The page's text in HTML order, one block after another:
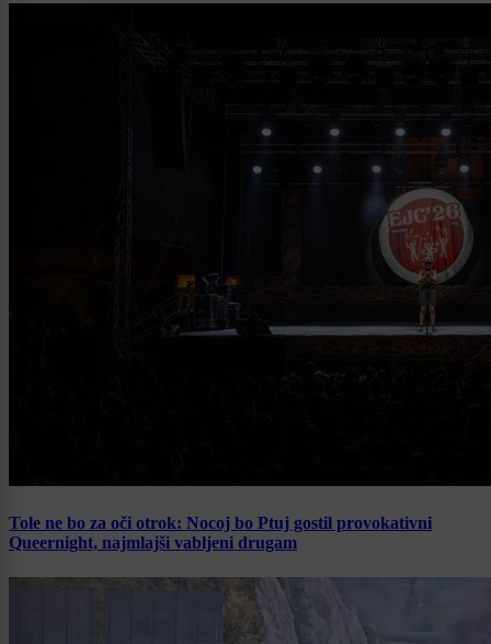
Tole ne bo za oči otrok: Nocoj bo Ptuj gostil provokativni
Queernight, najmlajši vabljeni drugam